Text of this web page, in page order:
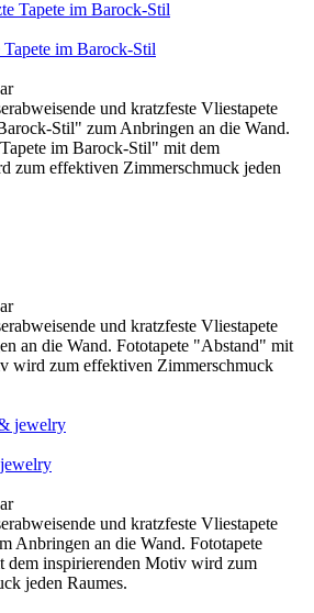
im Barock-Stil
und kratzfeste Vliestapete
Stil" zum Anbringen an die Wand.
im Barock-Stil" mit dem
zum effektiven Zimmerschmuck jeden
und kratzfeste Vliestapete
an die Wand. Fototapete "Abstand" mit
wird zum effektiven Zimmerschmuck
und kratzfeste Vliestapete
Anbringen an die Wand. Fototapete
inspirierenden Motiv wird zum
jeden Raumes.